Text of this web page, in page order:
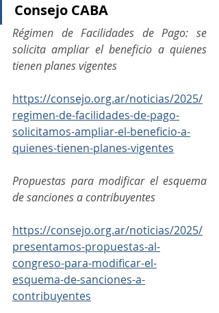
Consejo CABA
Régimen de Facilidades de Pago: se
solicita ampliar el beneficio a quienes
tienen planes vigentes
https://consejo.org.ar/noticias/2025/
regimen-de-facilidades-de-pago-
solicitamos-ampliar-el-beneficio-a-
quienes-tienen-planes-vigentes
Propuestas para modificar el esquema
de sanciones a contribuyentes
https://consejo.org.ar/noticias/2025/
presentamos-propuestas-al-
congreso-para-modificar-el-
esquema-de-sanciones-a-
contribuyentes